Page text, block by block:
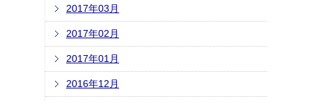
2017年03月
2017年02月
2017年01月
2016年12月